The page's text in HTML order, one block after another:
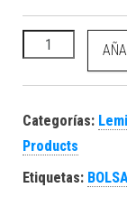
LEMIEUX Hat
Categorías:
Products
Etiquetas: